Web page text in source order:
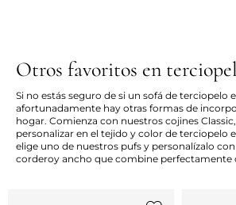
Otros favoritos en
Si no estás seguro de si un sofá de terciopelo
afortunadamente hay otras formas de
hogar. Comienza con nuestros cojines
personalizar en el tejido y color de terciopelo
elige uno de nuestros pufs y personalízalo
corderoy ancho que combine perfectamente